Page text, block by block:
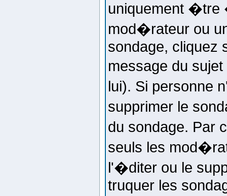
uniquement �tre
mod�rateur ou
sondage, cliquez
message du
lui). Si personne
supprimer le
du sondage.
seuls les
l'�diter ou le
truquer les